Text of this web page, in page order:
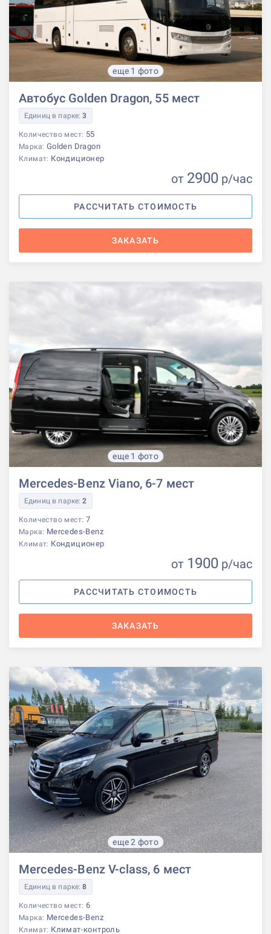
еще 1 фото
Автобус Golden Dragon, 55 мест
Единиц в парке:3
Количество мест: 55
Марка: Golden Dragon
Климат: Кондиционер
от 2900 р/час
РАССЧИТАТЬ СТОИМОСТЬ
ЗАКАЗАТЬ
еще 1 фото
Mercedes-Benz Viano, 6-7 мест
Единиц в парке:2
Количество мест: 7
Марка: Mercedes-Benz
Климат: Кондиционер
от 1900 р/час
РАССЧИТАТЬ СТОИМОСТЬ
ЗАКАЗАТЬ
еще 2 фото
Mercedes-Benz V-class, 6 мест
Единиц в парке:8
Количество мест: 6
Марка: Mercedes-Benz
Климат: Климат-контроль